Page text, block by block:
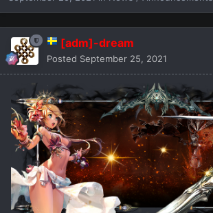
[adm]-dream
Posted September 25, 2021